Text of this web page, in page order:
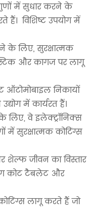
में सुधार करने के
हैं। विशिष्ट उपयोग में
के लिए, सुरक्षात्मक
और कागज पर लागू
ऑटोमोबाइल निकायों
में कार्यरत हैं।
लिए, वे इलेक्ट्रॉनिक्स
में सुरक्षात्मक कोटिंग्स
शेल्फ जीवन का विस्तार
कोट टैबलेट और
लागू करते हैं जो